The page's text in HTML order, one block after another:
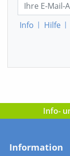
Info | Hilfe |
Info-
Information